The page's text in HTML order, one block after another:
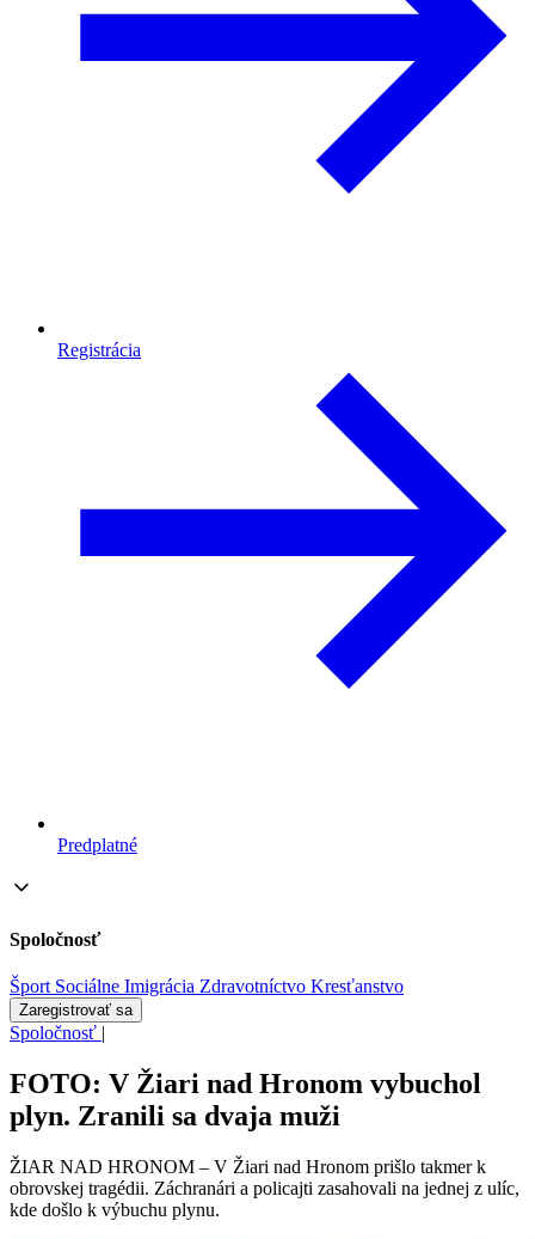
Registrácia
Predplatné
Spoločnosť
Šport Sociálne Imigrácia Zdravotníctvo Kresťanstvo
Zaregistrovať sa
Spoločnosť |
FOTO: V Žiari nad Hronom vybuchol
plyn. Zranili sa dvaja muži
ŽIAR NAD HRONOM – V Žiari nad Hronom prišlo takmer k
obrovskej tragédii. Záchranári a policajti zasahovali na jednej z ulíc,
kde došlo k výbuchu plynu.